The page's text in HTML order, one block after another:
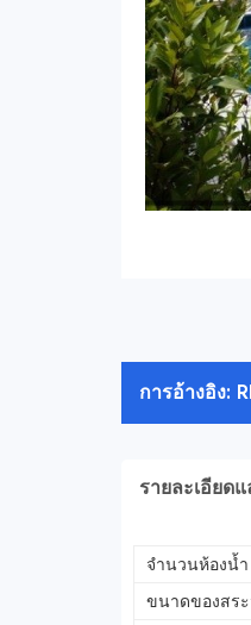
การอ้างอิง:
รายละเอีย
จำนวนห้องน้ำ
ขนาดของสร